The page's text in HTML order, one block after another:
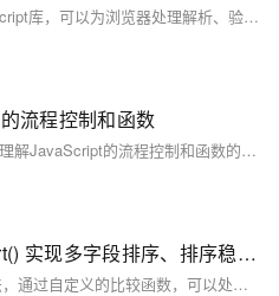
dayjs是一个极简快速2kB的JavaScript库，可以为浏览器处理解析、验证、操作和显示日期和时间，它的设计目标是提供一个简单、快速且功能强大的日期处理工具，同时保持极小的体积（仅 2KB 左右）。
流程控制和函数
通过本文的详细介绍，您可以深入理解JavaScript的流程控制和函数的使用，进而编写出高效、可维护的代码。
JavaScript 中通过Array.sort() 实现多字段排序、排序稳定性、随机排序洗牌算法、优化排序性能，JS中排序算法的使用详解（附实际应用代码）
Array.sort() 是一个功能强大的方法，通过自定义的比较函数，可以处理各种复杂的排序逻辑。无论是简单的数字排序，还是多字段、嵌套对象、分组排序等高级应用，Array.sort() 都能胜任。同时，通过性能优化技巧（如映射排序）和结合其他数组方法（如 reduce），Array.sort() 可以用来实现高效的数据处理逻辑。 只有锻炼思维才能可持续地解决问题，只有思维才是真正值得学习和分享的核心要素。如果这篇博客能给您带来一点帮助，麻烦您点个赞支持一下，还可以收藏起来以备不时之需，有疑问和错误欢迎在评论区指出~